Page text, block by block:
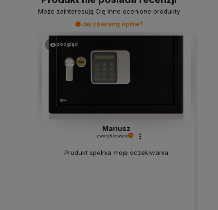
Może zainteresują Cię inne ocenione produkty
Jak zbieramy opinie?
podgląd
Mariusz
zweryfikowano
Prudukt spełnia moje oczekiwania